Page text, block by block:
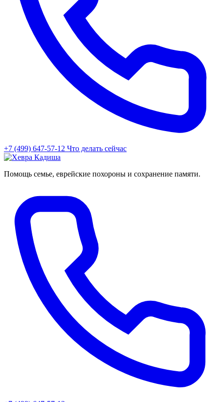
+7 (499) 647-57-12 Что делать сейчас
Помощь семье, еврейские похороны и сохранение памяти.